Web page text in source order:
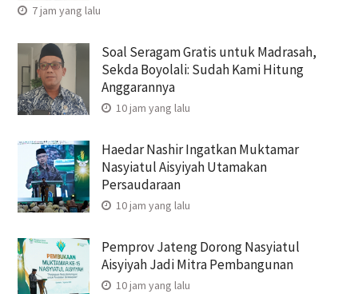
7 jam yang lalu
Soal Seragam Gratis untuk Madrasah,
Sekda Boyolali: Sudah Kami Hitung
Anggarannya
10 jam yang lalu
Haedar Nashir Ingatkan Muktamar
Nasyiatul Aisyiyah Utamakan
Persaudaraan
10 jam yang lalu
Pemprov Jateng Dorong Nasyiatul
Aisyiyah Jadi Mitra Pembangunan
10 jam yang lalu